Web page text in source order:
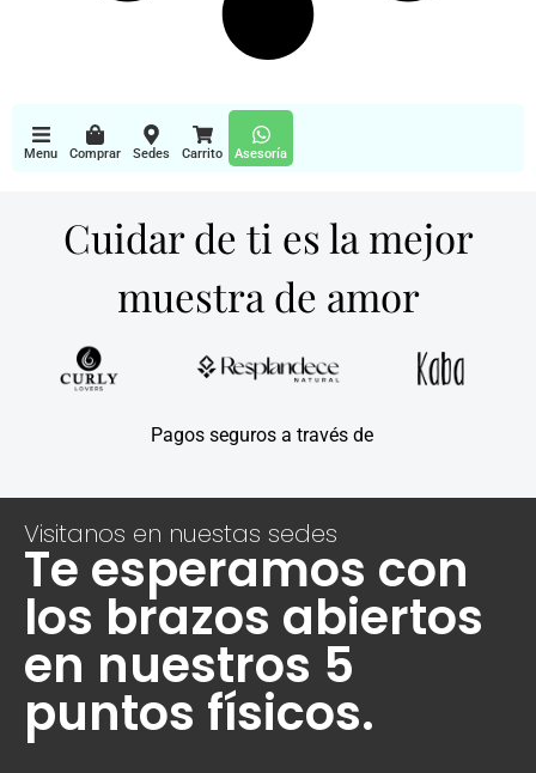
Menu Comprar Sedes Carrito Asesoría
Cuidar de ti es la mejor
muestra de amor
Pagos seguros a través de
Visitanos en nuestas sedes
Te esperamos con
los brazos abiertos
en nuestros 5
puntos físicos.